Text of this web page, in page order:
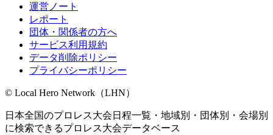
運営ノート
レポート
団体・関係者の方へ
サービス利用規約
データ削除ポリシー
プライバシーポリシー
© Local Hero Network（LHN）
日本全国のプロレス大会日程一覧・地域別・団体別・会場別
に検索できるプロレス大会データベース